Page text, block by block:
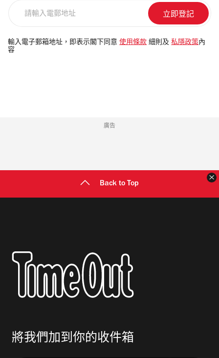
電
郵
輸入電子郵箱地址，即表示閣下同意 使用條款 細則及 私隱政策 內
容
廣告
Back to Top
將我們加到你的收件箱